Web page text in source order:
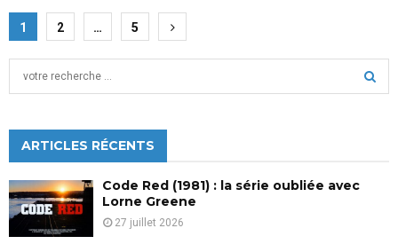
Pagination
des
publications
1 2 … 5
h
f
o
r
:
ARTICLES RÉCENTS
Code Red (1981) : la série oubliée avec
Lorne Greene
27 juillet 2026